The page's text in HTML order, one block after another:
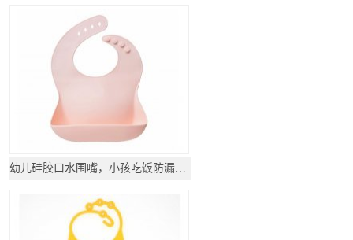
幼儿硅胶口水围嘴，小孩吃饭防漏围兜